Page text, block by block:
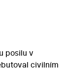
posilu v
civilním